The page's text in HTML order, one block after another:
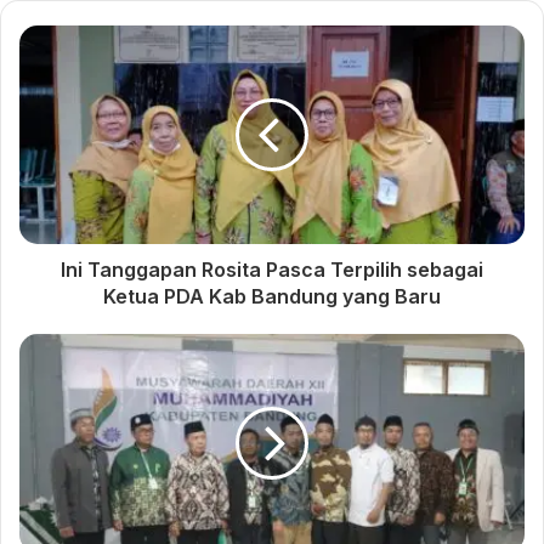
Ini Daftar Formatur PDA Kab
Bandung Periode 2022-
2027
interlude muhammadiyah jawa barat
Musyda Aisyiyah Kab Bandung
PDA Kab Bandung Rosita
Ini Tanggapan Rosita Pasca Terpilih sebagai
Ketua PDA Kab Bandung yang Baru